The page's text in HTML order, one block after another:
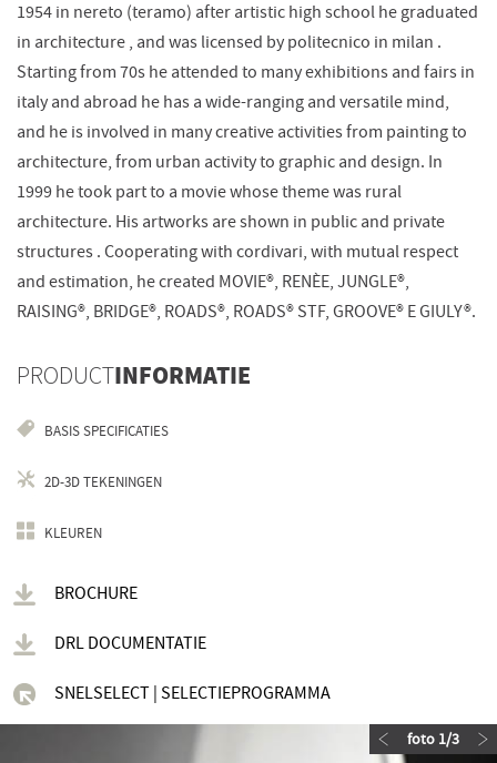
1954 in nereto (teramo) after artistic high school he graduated
in architecture , and was licensed by politecnico in milan .
Starting from 70s he attended to many exhibitions and fairs in
italy and abroad he has a wide-ranging and versatile mind,
and he is involved in many creative activities from painting to
architecture, from urban activity to graphic and design. In
1999 he took part to a movie whose theme was rural
architecture. His artworks are shown in public and private
structures . Cooperating with cordivari, with mutual respect
and estimation, he created MOVIE®, RENÈE, JUNGLE®,
RAISING®, BRIDGE®, ROADS®, ROADS® STF, GROOVE® E GIULY®.
PRODUCTINFORMATIE
BASIS SPECIFICATIES
2D-3D TEKENINGEN
KLEUREN
BROCHURE
DRL DOCUMENTATIE
SNELSELECT | SELECTIEPROGRAMMA
foto 1/3